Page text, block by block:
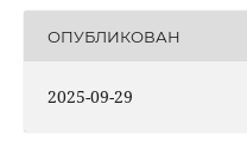
ОПУБЛИКОВАН
2025-09-29